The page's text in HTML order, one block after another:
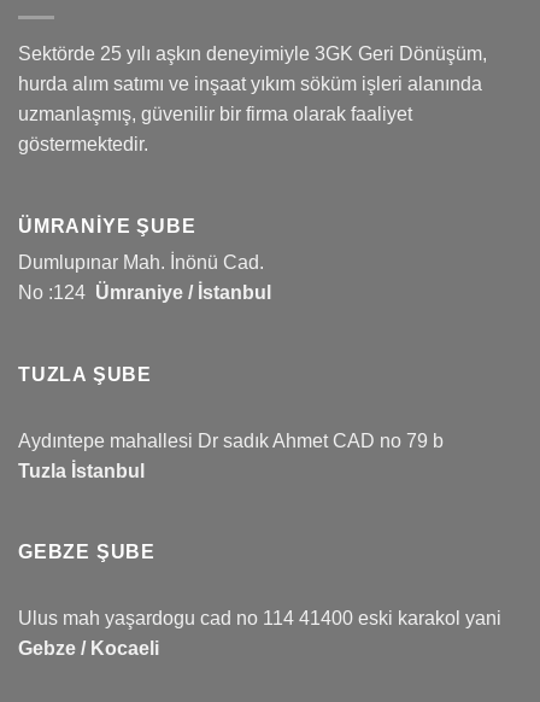
Sektörde 25 yılı aşkın deneyimiyle 3GK Geri Dönüşüm,
hurda alım satımı ve inşaat yıkım söküm işleri alanında
uzmanlaşmış, güvenilir bir firma olarak faaliyet
göstermektedir.
ÜMRANIYE ŞUBE
Dumlupınar Mah. İnönü Cad.
No :124 Ümraniye / İstanbul
TUZLA ŞUBE
Aydıntepe mahallesi Dr sadık Ahmet CAD no 79 b
Tuzla İstanbul
GEBZE ŞUBE
Ulus mah yaşardogu cad no 114 41400 eski karakol yani
Gebze / Kocaeli